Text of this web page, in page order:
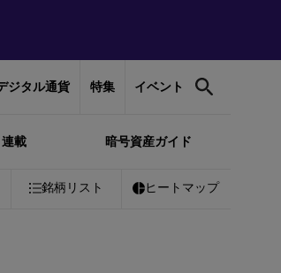
ジタル通貨 特集 イベント
連載 暗号資産ガイド
+ 0.82% Ethereum ￥302,010
銘柄リスト ヒートマップ